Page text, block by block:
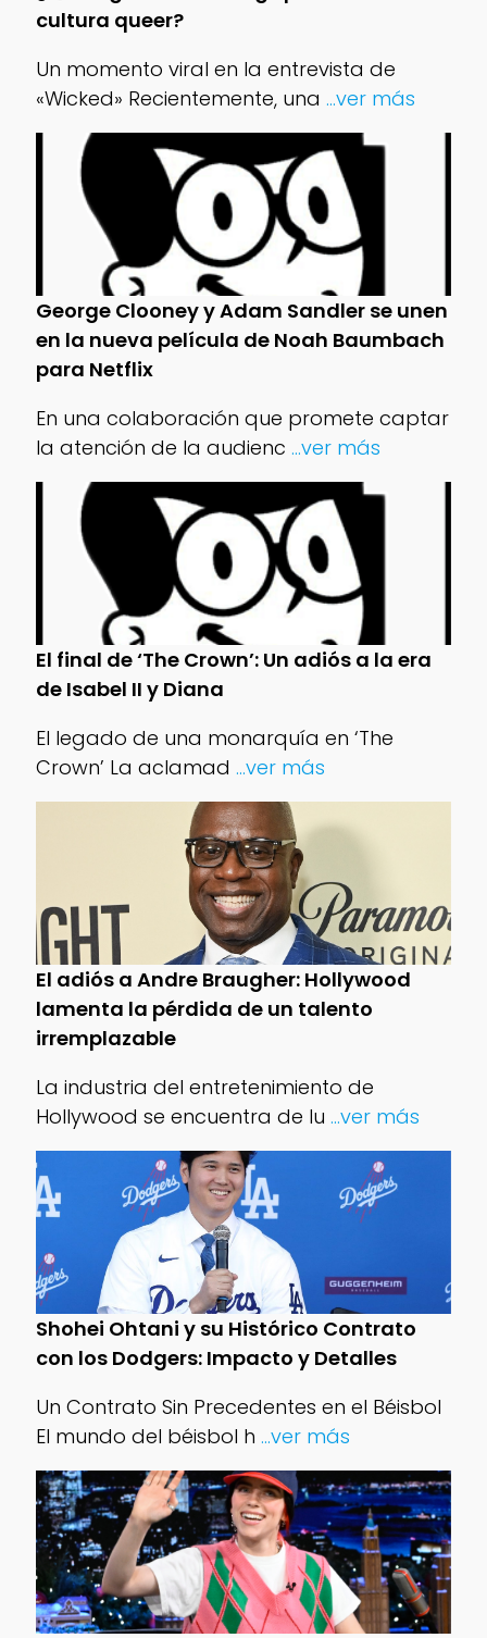
cultura queer?
Un momento viral en la entrevista de
«Wicked» Recientemente, una ...ver más
George Clooney y Adam Sandler se unen
en la nueva película de Noah Baumbach
para Netflix
En una colaboración que promete captar
la atención de la audienc ...ver más
El final de ‘The Crown’: Un adiós a la era
de Isabel II y Diana
El legado de una monarquía en ‘The
Crown’ La aclamad ...ver más
El adiós a Andre Braugher: Hollywood
lamenta la pérdida de un talento
irremplazable
La industria del entretenimiento de
Hollywood se encuentra de lu ...ver más
Shohei Ohtani y su Histórico Contrato
con los Dodgers: Impacto y Detalles
Un Contrato Sin Precedentes en el Béisbol
El mundo del béisbol h ...ver más